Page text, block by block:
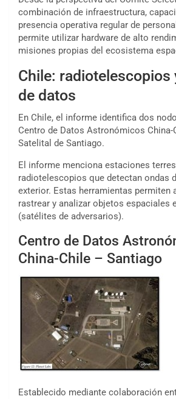
combinación de infraestructura,
presencia operativa regular de
permite utilizar hardware de alto
misiones propias del ecosistema
Chile: radiotelescopios
de datos
En Chile, el informe identifica dos
Centro de Datos Astronómicos
Satelital de Santiago.
El informe menciona estaciones
radiotelescopios que detectan ondas
exterior. Estas herramientas permiten
rastrear y analizar objetos espaciales
(satélites de adversarios).
Centro de Datos
China-Chile – Santiago
Establecido mediante colaboración